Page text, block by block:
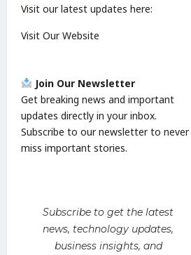
Visit our latest updates here:
Visit Our Website
Join Our Newsletter
Get breaking news and important
updates directly in your inbox.
Subscribe to our newsletter to never
miss important stories.
Subscribe to get the latest
news, technology updates,
business insights, and